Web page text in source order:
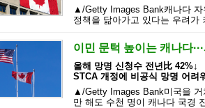
▲/Getty Images Bank캐나다 자
정책을 닮아가고 있다는 우려
이민 문턱 높이는 캐나다
올해 망명 신청수 전년比 42%↓
STCA 개정에 비공식 망명 어려
▲/Getty Images Bank미국을 거
만 해도 수천 명이 캐나다 국경